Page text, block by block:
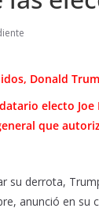
Donald
electo
que
su derrota,
anunció en